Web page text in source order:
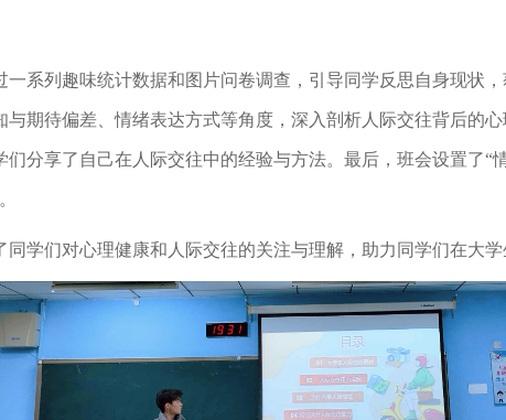
一系列趣味统计数据和图片问卷调查，引导同学反思自身现状
与期待偏差、情绪表达方式等角度，深入剖析人际交往背后的
分享了自己在人际交往中的经验与方法。最后，班会设置了“
同学们对心理健康和人际交往的关注与理解，助力同学们在大学